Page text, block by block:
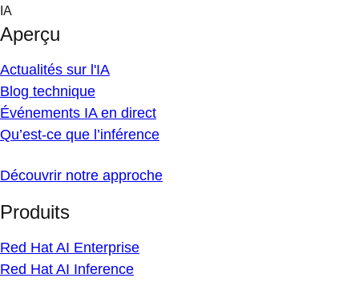
Skip
content
IA
Aperçu
Actualités sur l'IA
Blog technique
Événements IA en direct
Qu’est-ce que l’inférence
Découvrir notre approche
Produits
Red Hat AI Enterprise
Red Hat AI Inference